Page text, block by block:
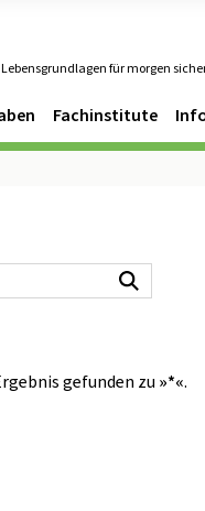
Lebensgrundlagen für morgen
Fachinstitute
gefunden zu »*«.